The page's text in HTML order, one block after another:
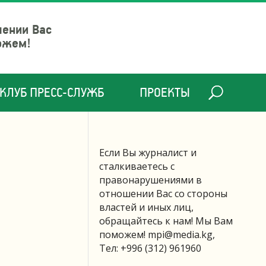
Вас
КЛУБ ПРЕСС-СЛУЖБ ПРОЕКТЫ
Если Вы журналист и
сталкиваетесь с
правонарушениями в
отношении Вас со стороны
властей и иных лиц,
обращайтесь к нам! Мы Вам
поможем! mpi@media.kg,
Тел: +996 (312) 961960